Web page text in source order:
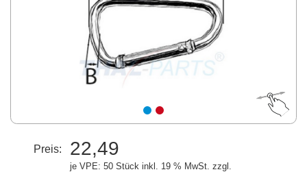
Preis: 22,49
je VPE: 50 Stück inkl. 19 % MwSt. zzgl.